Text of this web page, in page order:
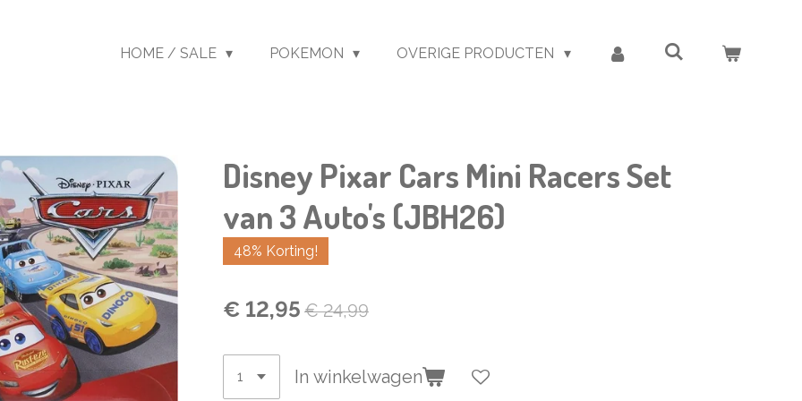
HOME / SALE POKEMON OVERIGE PRODUCTEN
Disney Pixar Cars Mini Racers Set
van 3 Auto's (JBH26)
48% Korting!
€ 12,95 € 24,99
In winkelwagen